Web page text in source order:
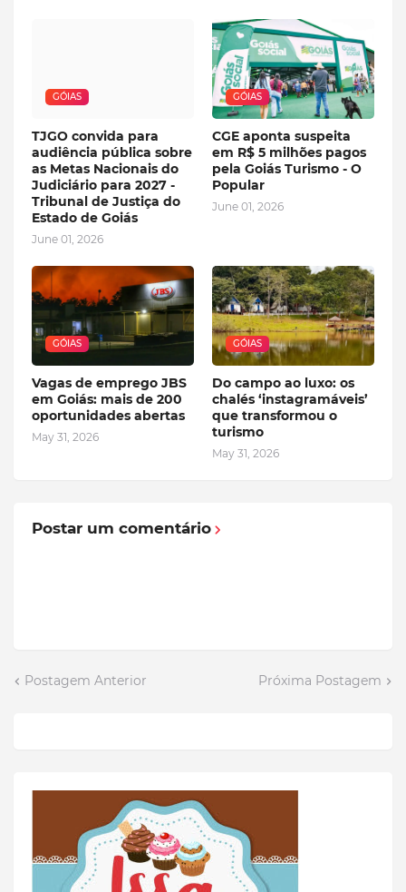
GÓIAS
TJGO convida para
audiência pública sobre
as Metas Nacionais do
Judiciário para 2027 -
Tribunal de Justiça do
Estado de Goiás
June 01, 2026
GÓIAS
CGE aponta suspeita
em R$ 5 milhões pagos
pela Goiás Turismo - O
Popular
June 01, 2026
GÓIAS
Vagas de emprego JBS
em Goiás: mais de 200
oportunidades abertas
May 31, 2026
GÓIAS
Do campo ao luxo: os
chalés ‘instagramáveis’
que transformou o
turismo
May 31, 2026
Postar um comentário
Postagem Anterior Próxima Postagem